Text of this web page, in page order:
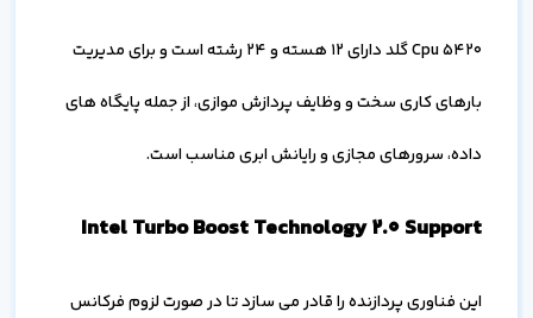
Cpu 5420 گلد دارای 12 هسته و 24 رشته است و برای مدیریت
بارهای کاری سخت و وظایف پردازش موازی، از جمله پایگاه های
داده، سرورهای مجازی و رایانش ابری مناسب است.
Intel Turbo Boost Technology 2.0 Support
این فناوری پردازنده را قادر می سازد تا در صورت لزوم فرکانس